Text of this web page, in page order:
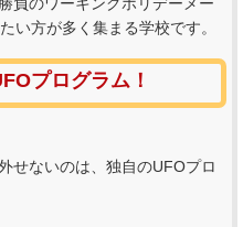
い方が多く集まる学校です。
プログラム！
せないのは、独自のUFOプロ